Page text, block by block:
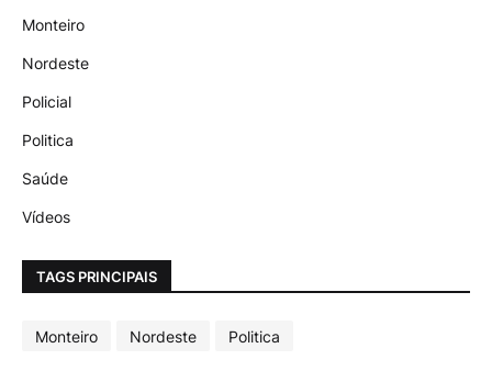
Monteiro
Nordeste
Policial
Politica
Saúde
Vídeos
TAGS PRINCIPAIS
Monteiro Nordeste Politica